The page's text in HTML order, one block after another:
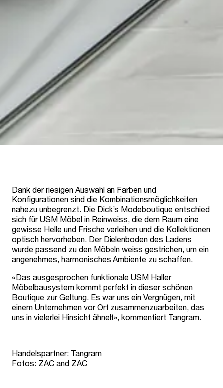
Dank der riesigen Auswahl an Farben und
Konfigurationen sind die Kombinationsmöglichkeiten
nahezu unbegrenzt. Die Dick’s Modeboutique entschied
sich für USM Möbel in Reinweiss, die dem Raum eine
gewisse Helle und Frische verleihen und die Kollektionen
optisch hervorheben. Der Dielenboden des Ladens
wurde passend zu den Möbeln weiss gestrichen, um ein
angenehmes, harmonisches Ambiente zu schaffen.
«Das ausgesprochen funktionale USM Haller
Möbelbausystem kommt perfekt in dieser schönen
Boutique zur Geltung. Es war uns ein Vergnügen, mit
einem Unternehmen vor Ort zusammenzuarbeiten, das
uns in vielerlei Hinsicht ähnelt», kommentiert Tangram.
Handelspartner: Tangram
Fotos: ZAC and ZAC